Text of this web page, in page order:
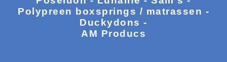
Polypreen boxsprings / matrassen -
Duckydons -
AM Producs